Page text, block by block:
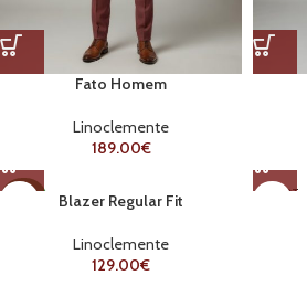
Fato Homem
Linoclemente
189.00€
Blazer Regular Fit
Linoclemente
129.00€
ESGOT